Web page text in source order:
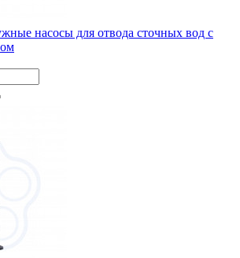
насосы для отвода сточных вод с